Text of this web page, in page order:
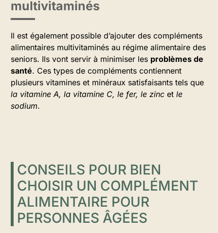
multivitaminés
Il est également possible d’ajouter des compléments
alimentaires multivitaminés au régime alimentaire des
seniors. Ils vont servir à minimiser les problèmes de
santé. Ces types de compléments contiennent
plusieurs vitamines et minéraux satisfaisants tels que
la vitamine A, la vitamine C, le fer, le zinc et le
sodium.
CONSEILS POUR BIEN
CHOISIR UN COMPLÉMENT
ALIMENTAIRE POUR
PERSONNES ÂGÉES